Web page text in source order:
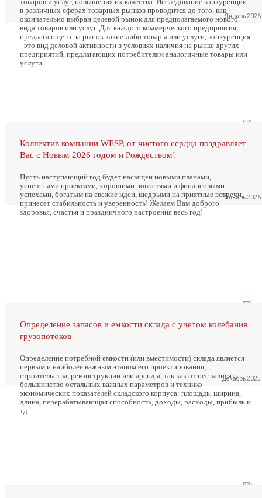
в различных сферах товарных рынков проводится до того, как
окончательно выбран целевой рынок для предполагаемого нового
вида товаров или услуг. Для каждого коммерческого предприятия,
предлагающего на рынок какие-либо товары или услуги, конкуренция
- это вид деловой активности в условиях наличия на рынке других
предприятий, предлагающих потребителям аналогичные товары или
услуги.
Январь 2026
Коллектив компании WESP, от чистого сердца поздравляет
Вас с Новым 2026 годом и Рождеством!
Пусть наступающий год будет насыщен новыми планами,
успешными проектами, хорошими новостями и финансовыми
успехами, богатым на свежие идеи, щедрыми на приятные встречи,
принесет стабильность и уверенность! Желаем Вам доброго
здоровья, счастья и праздничного настроения весь год!
Январь 2026
Определение запасов и емкости склада с учетом колебания
грузопотоков
Определение потребной емкости (или вместимости) склада является
первым и наиболее важным этапом его проектирования,
строительства, реконструкции или аренды, так как от нее зависят
большинство остальных важных параметров и технико-
экономических показателей складского корпуса: площадь, ширина,
длина, перерабатывающая способность, доходы, расходы, прибыль и
тд.
Декабрь 2025